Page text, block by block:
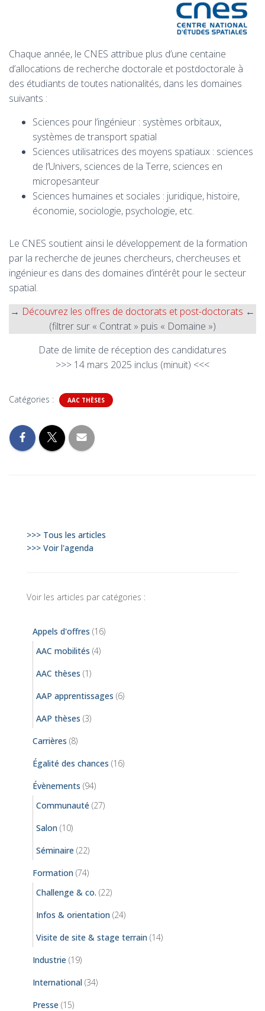
Chaque année, le CNES attribue plus d’une centaine
d’allocations de recherche doctorale et postdoctorale à
des étudiants de toutes nationalités, dans les domaines
suivants :
Sciences pour l’ingénieur : systèmes orbitaux,
systèmes de transport spatial
Sciences utilisatrices des moyens spatiaux : sciences
de l’Univers, sciences de la Terre, sciences en
micropesanteur
Sciences humaines et sociales : juridique, histoire,
économie, sociologie, psychologie, etc.
Le CNES soutient ainsi le développement de la formation
par la recherche de jeunes chercheurs, chercheuses et
ingénieur·es dans des domaines d’intérêt pour le secteur
spatial.
→ Découvrez les offres de doctorats et post-doctorats ←
(filtrer sur « Contrat » puis « Domaine »)
Date de limite de réception des candidatures
>>> 14 mars 2025 inclus (minuit) <<<
Catégories : AAC THÈSES
>>> Tous les articles
>>> Voir l'agenda
Voir les articles par catégories :
Appels d'offres (16)
AAC mobilités (4)
AAC thèses (1)
AAP apprentissages (6)
AAP thèses (3)
Carrières (8)
Égalité des chances (16)
Évènements (94)
Communauté (27)
Salon (10)
Séminaire (22)
Formation (74)
Challenge & co. (22)
Infos & orientation (24)
Visite de site & stage terrain (14)
Industrie (19)
International (34)
Presse (15)